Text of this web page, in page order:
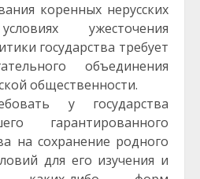
коренных нерусских
ужесточения
государства требует
объединения
общественности.
у государства
гарантированного
на сохранение родного
для его изучения и